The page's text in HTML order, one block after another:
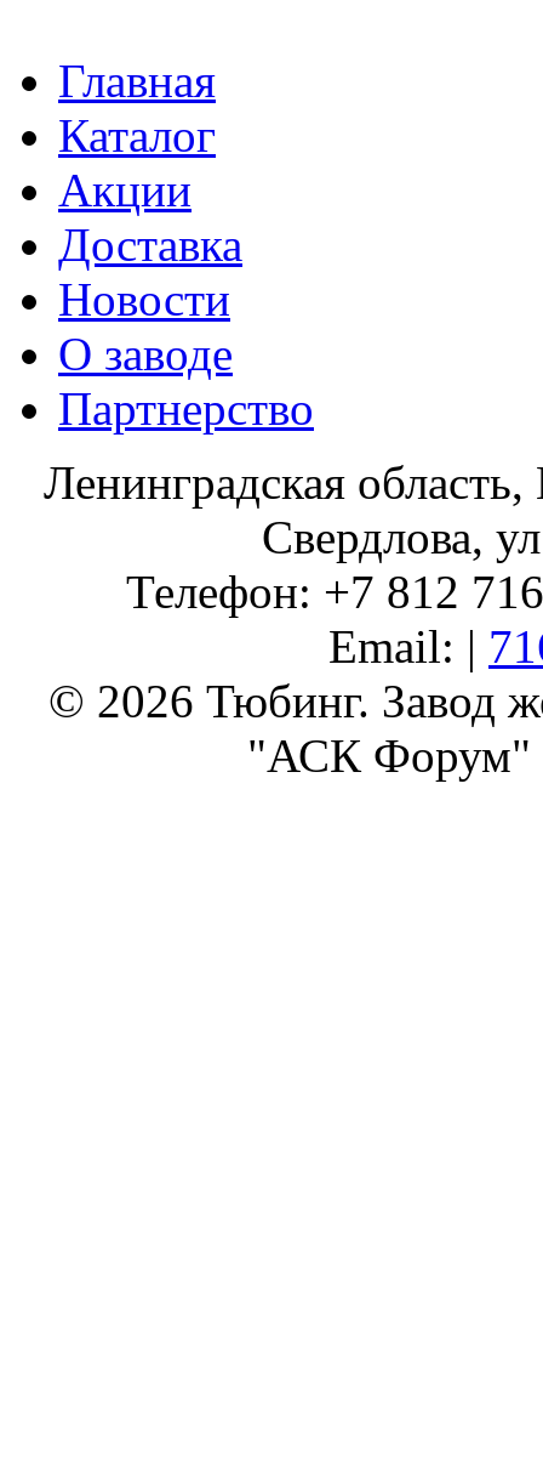
Главная
Каталог
Акции
Доставка
Новости
О заводе
Партнерство
Ленинградская
Свердлова,
Телефон: +7 812
Email: |
© 2026 Тюбинг. Завод
"АСК Форум"